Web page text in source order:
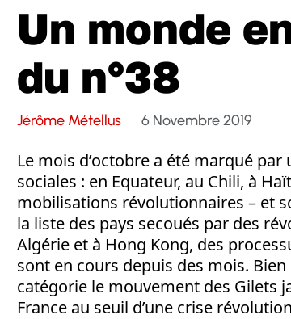
Un monde
du n°38
Jérôme Métellus 6 Novembre 2019
Le mois d’octobre a été marqué
sociales : en Equateur, au Chili, à
mobilisations révolutionnaires – et
la liste des pays secoués par des
Algérie et à Hong Kong, des
sont en cours depuis des mois.
catégorie le mouvement des Gilets
France au seuil d’une crise